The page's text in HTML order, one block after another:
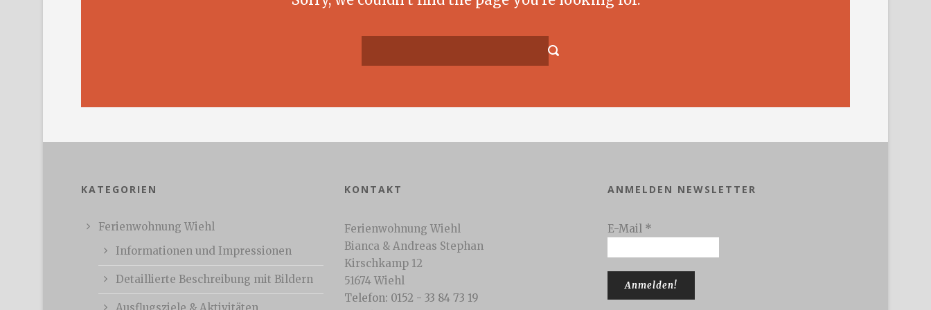
KATEGORIEN
Ferienwohnung Wiehl
Informationen und Impressionen
Detaillierte Beschreibung mit Bildern
KONTAKT
Ferienwohnung Wiehl
Bianca & Andreas Stephan
Kirschkamp 12
51674 Wiehl
Telefon: 0152 - 33 84 73 19
ANMELDEN NEWSLETTER
E-Mail *